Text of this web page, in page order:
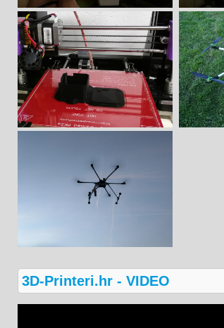
3D-Printeri.hr - VIDEO